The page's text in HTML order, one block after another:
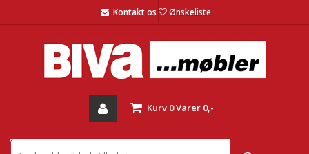
Kontakt os Ønskeliste
Kurv 0Varer 0,-